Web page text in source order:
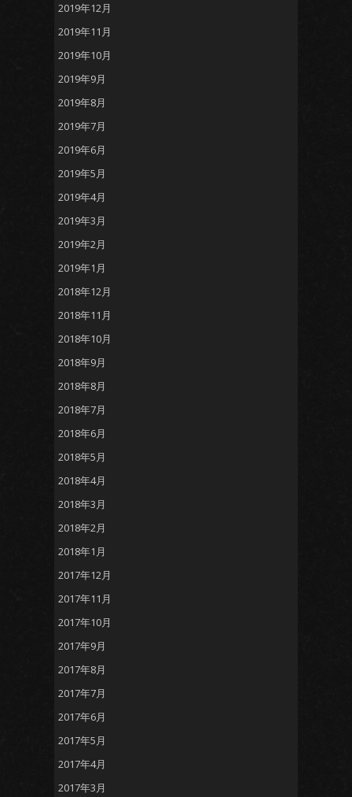
2019年12月
2019年11月
2019年10月
2019年9月
2019年8月
2019年7月
2019年6月
2019年5月
2019年4月
2019年3月
2019年2月
2019年1月
2018年12月
2018年11月
2018年10月
2018年9月
2018年8月
2018年7月
2018年6月
2018年5月
2018年4月
2018年3月
2018年2月
2018年1月
2017年12月
2017年11月
2017年10月
2017年9月
2017年8月
2017年7月
2017年6月
2017年5月
2017年4月
2017年3月